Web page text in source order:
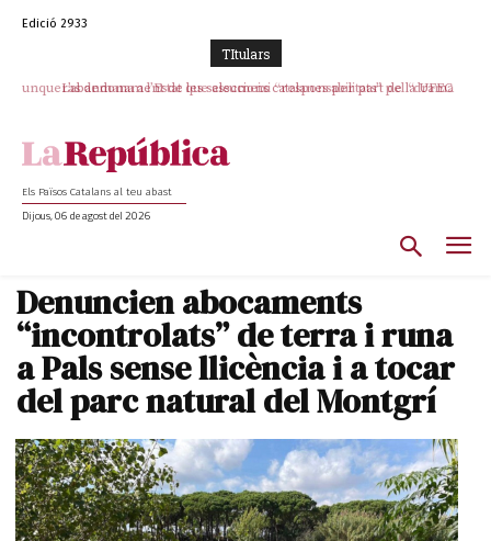
Edició 2933
TItulars
L’abandonament de les seleccions catalanes per part de la UFEC
Els Països Catalans al teu abast
Dijous, 06 de agost del 2026
Denuncien abocaments
“incontrolats” de terra i runa
a Pals sense llicència i a tocar
del parc natural del Montgrí